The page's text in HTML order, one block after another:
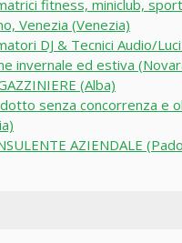
fitness, miniclub,
Venezia (Venezia)
DJ & Tecnici Audio/
invernale ed estiva
(Alba)
senza concorrenza e
AZIENDALE